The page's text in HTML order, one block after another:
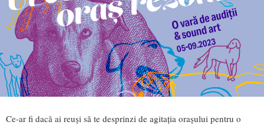
Ce-ar fi dacă ai reuși să te desprinzi de agitația orașului pentru o